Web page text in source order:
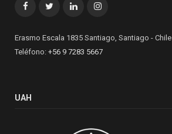
FacebookTwitterLinkedInInstagram
Erasmo Escala 1835 Santiago, Santiago - Chile
Teléfono: +56 9 7283 5667
UAH